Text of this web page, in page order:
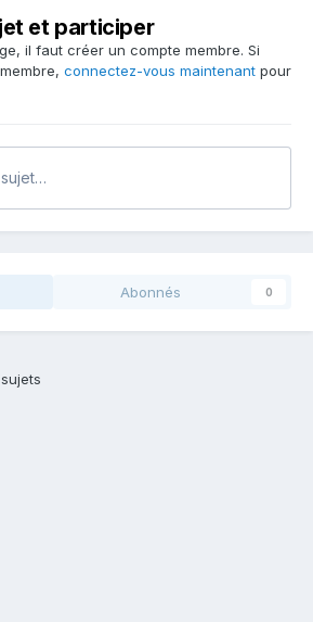
et participer
il faut créer un compte membre. Si
connectez-vous maintenant pour
Abonnés 0